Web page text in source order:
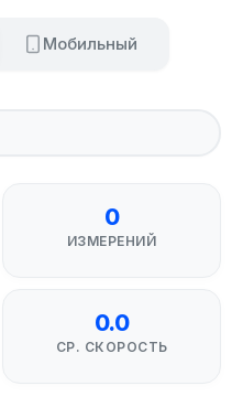
Мобильный
0
ИЗМЕРЕНИЙ
0.0
СР. СКОРОСТЬ